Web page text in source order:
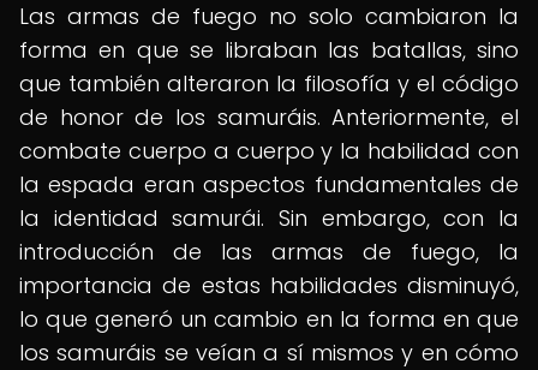
Las armas de fuego no solo cambiaron la
forma en que se libraban las batallas, sino
que también alteraron la filosofía y el código
de honor de los samuráis. Anteriormente, el
combate cuerpo a cuerpo y la habilidad con
la espada eran aspectos fundamentales de
la identidad samurái. Sin embargo, con la
introducción de las armas de fuego, la
importancia de estas habilidades disminuyó,
lo que generó un cambio en la forma en que
los samuráis se veían a sí mismos y en cómo